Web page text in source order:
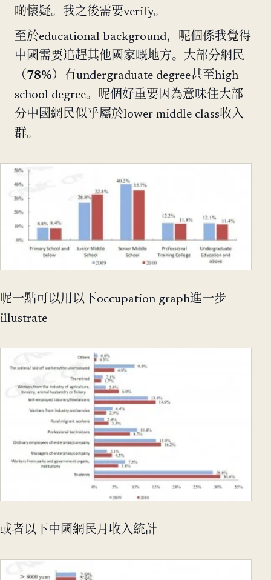
啲懷疑。我之後需要verify。
至於educational background，呢個係我覺得
中國需要追趕其他國家嘅地方。大部分網民
（ 78% ）冇undergraduate degree甚至high
school degree。呢個好重要因為意味住大部
分中國網民似乎屬於lower middle class收入
群。
呢一點可以用以下occupation graph進一步
illustrate
或者以下中國網民月收入統計